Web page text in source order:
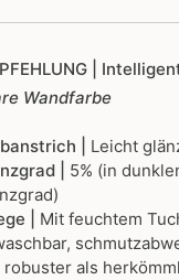
|
Wandfarbe
| Leicht
| 5% (in
| Mit feuchtem
robuster als